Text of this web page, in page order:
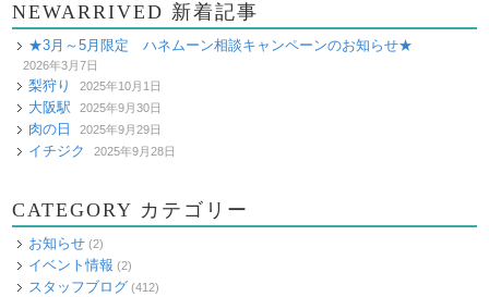
NEWARRIVED 新着記事
★3月～5月限定 ハネムーン相談キャンペーンのお知らせ★
2026年3月7日
梨狩り 2025年10月1日
大阪駅 2025年9月30日
肉の日 2025年9月29日
イチジク 2025年9月28日
CATEGORY カテゴリー
お知らせ (2)
イベント情報 (2)
スタッフブログ (412)